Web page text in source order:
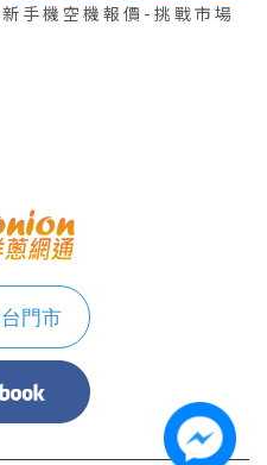
手機空機報價-挑戰市場
門市